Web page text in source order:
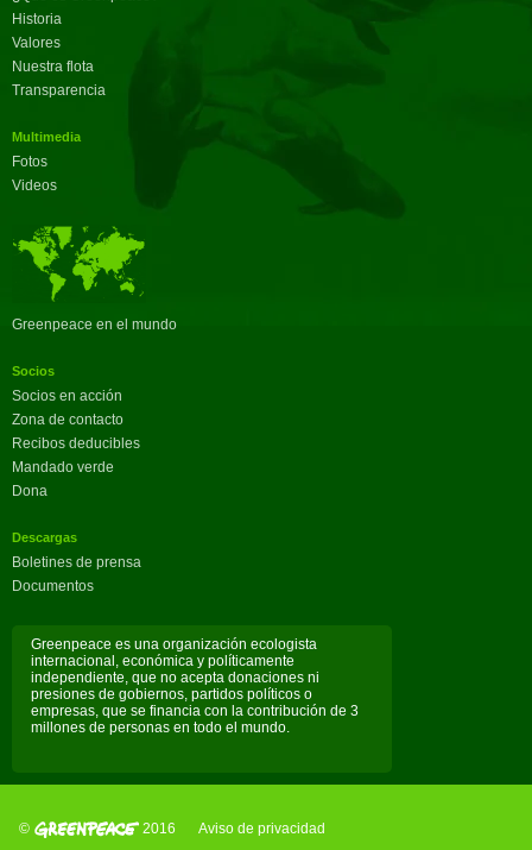
Historia
Valores
Nuestra flota
Transparencia
Multimedia
Fotos
Videos
Greenpeace en el mundo
Socios
Socios en acción
Zona de contacto
Recibos deducibles
Mandado verde
Dona
Descargas
Boletines de prensa
Documentos
Greenpeace es una organización ecologista
internacional, económica y políticamente
independiente, que no acepta donaciones ni
presiones de gobiernos, partidos políticos o
empresas, que se financia con la contribución de 3
millones de personas en todo el mundo.
© 2016 Aviso de privacidad